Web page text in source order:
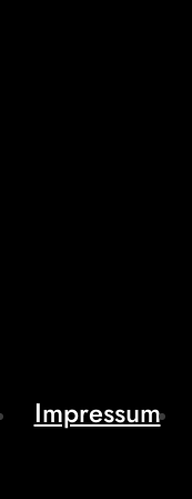
Impressum